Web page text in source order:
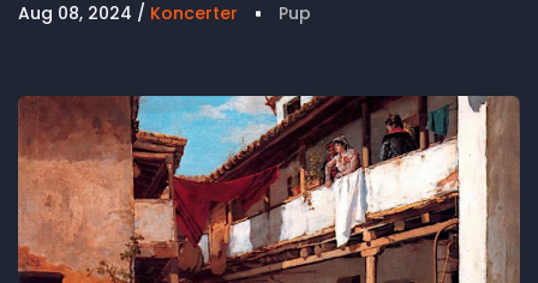
Aug 08, 2024 Koncerter Pup